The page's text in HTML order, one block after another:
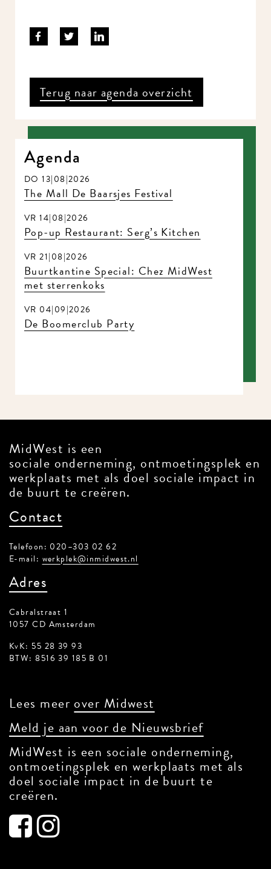
Terug naar agenda overzicht
Agenda
DO 13|08|2026
The Mall De Baarsjes Festival
VR 14|08|2026
Pop-up Restaurant: Serg’s Kitchen
VR 21|08|2026
Buurtkantine Special: Chez MidWest
met sterrenkoks
VR 04|09|2026
De Boomerclub Party
MidWest is een
sociale onderneming, ontmoetingsplek en
werkplaats met als doel sociale impact in
de buurt te creëren.
Contact
Telefoon: 020–303 02 62
E-mail: werkplek@inmidwest.nl
Adres
Cabralstraat 1
1057 CD Amsterdam
KvK: 55 28 39 93
BTW: 8516 39 185 B 01
Lees meer over Midwest
Meld je aan voor de Nieuwsbrief
MidWest is een sociale onderneming,
ontmoetingsplek en werkplaats met als
doel sociale impact in de buurt te
creëren.